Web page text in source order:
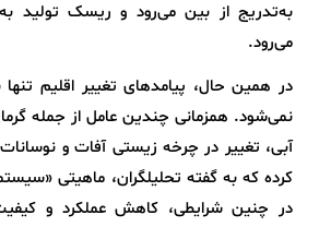
به‌تدریج از بین می‌رود و ریسک تولید
می‌رود.
در همین حال، پیامدهای تغییر اقلیم
نمی‌شود. همزمانی چندین عامل از جمله
آبی، تغییر در چرخه زیستی آفات و نوسانات
کرده که به گفته تحلیلگران، ماهیتی
در چنین شرایطی، کاهش عملکرد و